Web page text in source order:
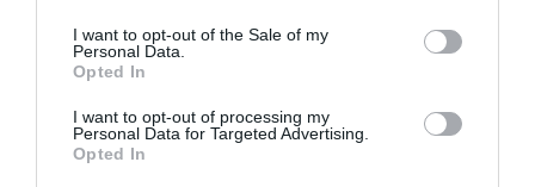
I want to opt-out of the Sale of my
Personal Data.
Opted In
I want to opt-out of processing my
Personal Data for Targeted Advertising.
Opted In
Τα Στενά
Παπούτσια, της
Ζωρζ Σαρή σε
Αθανασίας
Καλογιάννη στον
Κινηματογράφο
Παράξενος βυθός –
του Πέτρου Α.
Καφαντόγια στη